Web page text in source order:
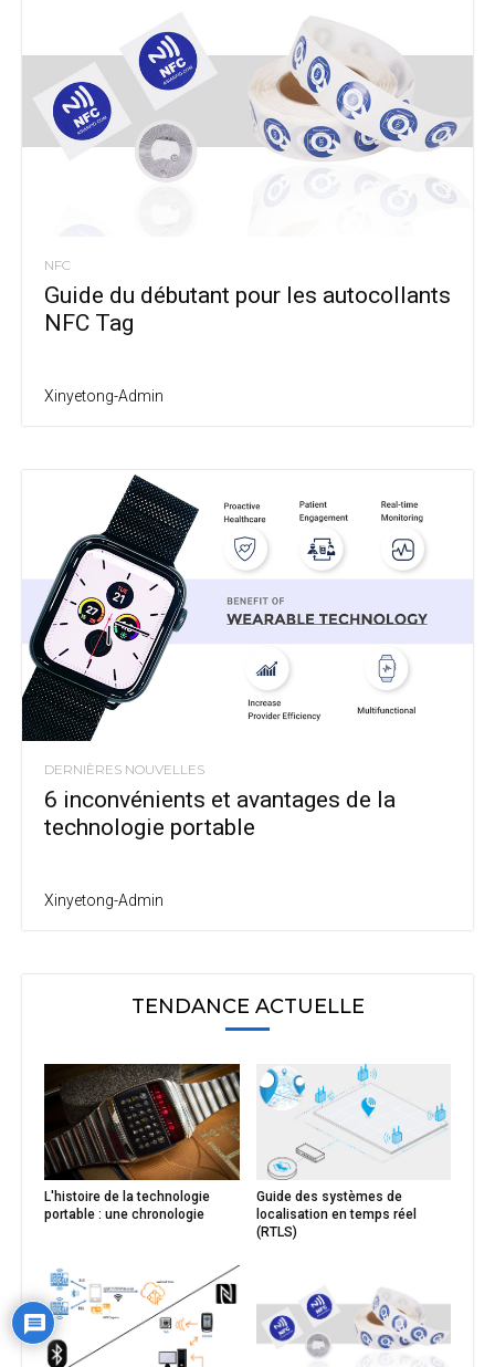
NFC
Guide du débutant pour les autocollants
NFC Tag
Xinyetong-Admin
DERNIÈRES NOUVELLES
6 inconvénients et avantages de la
technologie portable
Xinyetong-Admin
TENDANCE ACTUELLE
L'histoire de la technologie
portable : une chronologie
Guide des systèmes de
localisation en temps réel
(RTLS)